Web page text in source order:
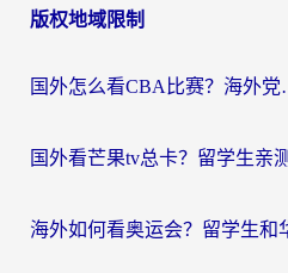
导
版权地域限制
国外怎么看